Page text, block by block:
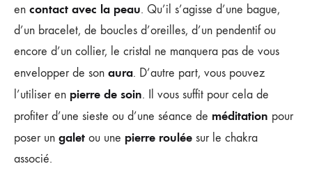
en contact avec la peau. Qu’il s’agisse d’une bague,
d’un bracelet, de boucles d’oreilles, d’un pendentif ou
encore d’un collier, le cristal ne manquera pas de vous
envelopper de son aura. D’autre part, vous pouvez
l’utiliser en pierre de soin. Il vous suffit pour cela de
profiter d’une sieste ou d’une séance de méditation pour
poser un galet ou une pierre roulée sur le chakra
associé.